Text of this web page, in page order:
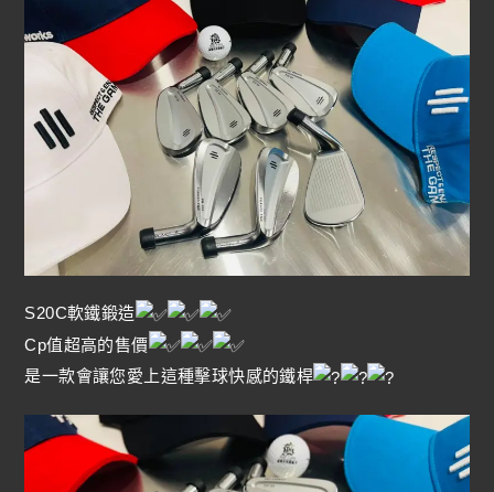
S20C軟鐵鍛造
Cp值超高的售價
是一款會讓您愛上這種擊球快感的鐵桿